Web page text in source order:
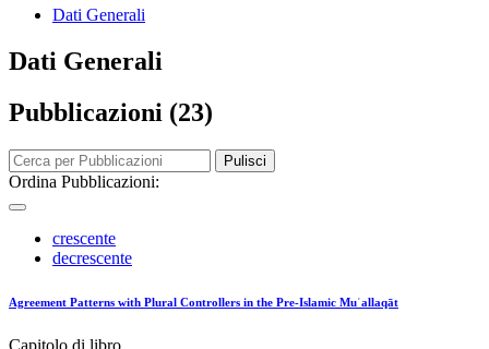
Dati Generali
Dati Generali
Pubblicazioni (23)
Pulisci
Ordina Pubblicazioni:
crescente
decrescente
Agreement Patterns with Plural Controllers in the Pre-Islamic Muʿallaqāt
Capitolo di libro